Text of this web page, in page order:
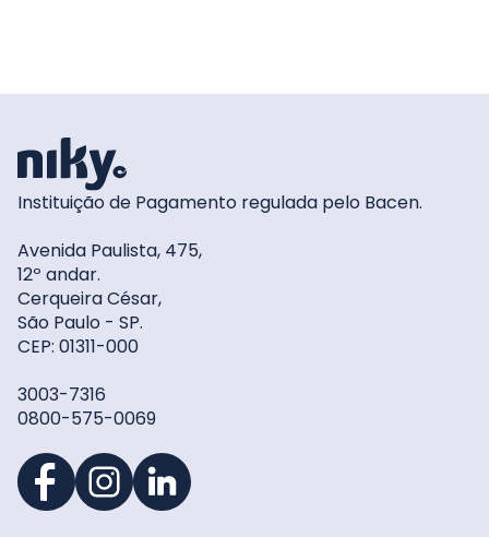
Instituição de Pagamento regulada pelo Bacen.
Avenida Paulista, 475,
12º andar.
Cerqueira César,
São Paulo - SP.
CEP: 01311-000
3003-7316
0800-575-0069